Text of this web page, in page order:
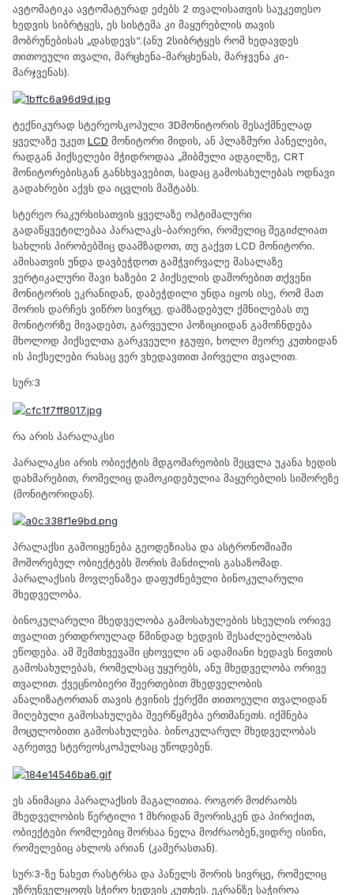
ავტომატიკა ავტომატურად ეძებს 2 თვალისათვის საუკეთესო
ხედვის სიბრტყეს, ეს სისტემა კი მაყურებლის თავის
მობრუნებისას „დასდევს“.(ანუ 2სიბრტყეს რომ ხედავდეს
თითოეული თვალი, მარცხენა-მარცხენას, მარჯვენა კი-
მარჯვენას).
ტექნიკურად სტერეოსკოპული 3Dმონიტორის შესაქმნელად
ყველაზე უკეთ LCD მონიტორი მიდის, ან პლაზმური პანელები,
რადგან პიქსელები მჭიდროდაა „მიბმული ადგილზე, CRT
მონიტორებისგან განსხვავებით, სადაც გამოსახულებას ოდნავი
გადახრები აქვს და იცვლის მაშტაბს.
სტერეო რაკურსისათვის ყველაზე ოპტიმალური
გადაწყვეტილებაა პარალაკს-ბარიერი, რომელიც შეგიძლიათ
სახლის პირობებშიც დაამზადოთ, თუ გაქვთ LCD მონიტორი.
ამისათვის უნდა დავბეჭდოთ გამჭვირვალე მასალაზე
ვერტიკალური შავი ხაზები 2 პიქსელის დაშორებით თქვენი
მონიტორის ეკრანიდან, დაბეჭდილი უნდა იყოს ისე, რომ მათ
შორის დარჩეს ვიწრო სივრცე. დამზადებულ ქმნილებას თუ
მონიტორზე მივადებთ, გარვეული პოზიციიდან გამოჩნდება
მხოლოდ პიქსელთა გარკვეული ჯგუფი, ხოლო მეორე კუთხიდან
ის პიქსელები რასაც ვერ ვხედავთით პირველი თვალით.
სურ:3
რა არის პარალაკსი
პარალაკსი არის ობიექტის მდგომარეობის შეცვლა უკანა ხედის
დახმარებით, რომელიც დამოკიდებულია მაყურებლის სიშორეზე
(მონიტორიდან).
პრალაქსი გამოიყენება გეოდეზიასა და ასტრონომიაში
მოშორებულ ობიექტებს შორის მანძილის გასაზომად.
პარალაქსის მოვლენაზეა დაფუძნებული ბინოკულარული
მხედველობა.
ბინოკულარული მხედველობა გამოსახულების სხეულის ორივე
თვალით ერთდროულად წმინდად ხედვის შესაძლებლობას
ეწოდება. ამ შემთხვევაში ცხოველი ან ადამიანი ხედავს ნივთის
გამოსახულებას, რომელსაც უყურებს, ანუ მხედველობა ორივე
თვალით. ქვეცნობიერი შეერთებით მხედველობის
ანალიზატორთან თავის ტვინის ქერქში თითოეული თვალიდან
მიღებული გამოსახულება შეერწყმება ერთმანეთს. იქმნება
მოცულობითი გამოსახულება. ბინოკულარულ მხედველობას
აგრეთვე სტერეოსკოპულსაც უწოდებენ.
ეს ანიმაცია პარალაქსის მაგალითია. როგორ მოძრაობს
მხედველობის წერტილი 1 მხრიდან მეორისკენ და პირიქით,
ობიექტები რომლებიც შორსაა ნელა მოძრაობენ,ვიდრე ისინი,
რომელებიც ახლოს არიან (კამერასთან).
სურ:3-ზე ნახეთ რასტრსა და პანელს შორის სივრცე, რომელიც
უზრუნველყოფს სჭირო ხედვის კუთხეს. ეკრანზე საჭიროა